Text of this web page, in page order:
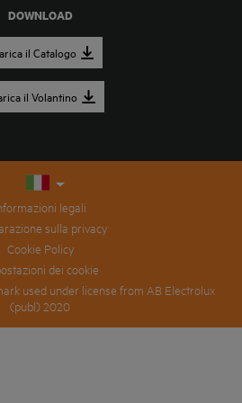
DOWNLOAD
il Catalogo
il Volantino
legali
sulla privacy
Cookie Policy
dei cookie
used under license from AB Electrolux
(publ) 2020